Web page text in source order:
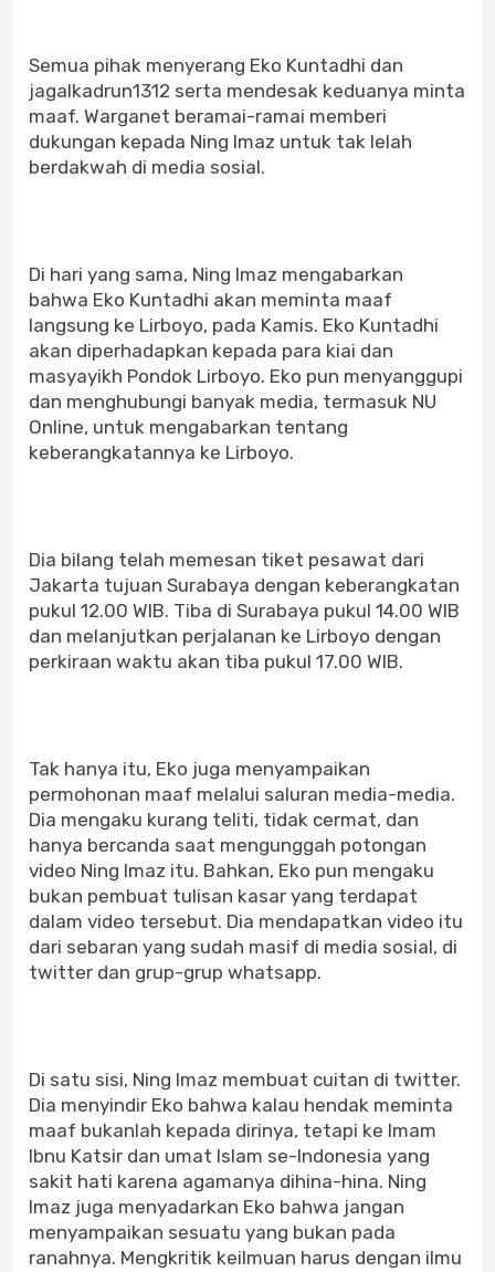
Semua pihak menyerang Eko Kuntadhi dan
jagalkadrun1312 serta mendesak keduanya minta
maaf. Warganet beramai-ramai memberi
dukungan kepada Ning Imaz untuk tak lelah
berdakwah di media sosial.
Di hari yang sama, Ning Imaz mengabarkan
bahwa Eko Kuntadhi akan meminta maaf
langsung ke Lirboyo, pada Kamis. Eko Kuntadhi
akan diperhadapkan kepada para kiai dan
masyayikh Pondok Lirboyo. Eko pun menyanggupi
dan menghubungi banyak media, termasuk NU
Online, untuk mengabarkan tentang
keberangkatannya ke Lirboyo.
Dia bilang telah memesan tiket pesawat dari
Jakarta tujuan Surabaya dengan keberangkatan
pukul 12.00 WIB. Tiba di Surabaya pukul 14.00 WIB
dan melanjutkan perjalanan ke Lirboyo dengan
perkiraan waktu akan tiba pukul 17.00 WIB.
Tak hanya itu, Eko juga menyampaikan
permohonan maaf melalui saluran media-media.
Dia mengaku kurang teliti, tidak cermat, dan
hanya bercanda saat mengunggah potongan
video Ning Imaz itu. Bahkan, Eko pun mengaku
bukan pembuat tulisan kasar yang terdapat
dalam video tersebut. Dia mendapatkan video itu
dari sebaran yang sudah masif di media sosial, di
twitter dan grup-grup whatsapp.
Di satu sisi, Ning Imaz membuat cuitan di twitter.
Dia menyindir Eko bahwa kalau hendak meminta
maaf bukanlah kepada dirinya, tetapi ke Imam
Ibnu Katsir dan umat Islam se-Indonesia yang
sakit hati karena agamanya dihina-hina. Ning
Imaz juga menyadarkan Eko bahwa jangan
menyampaikan sesuatu yang bukan pada
ranahnya. Mengkritik keilmuan harus dengan ilmu